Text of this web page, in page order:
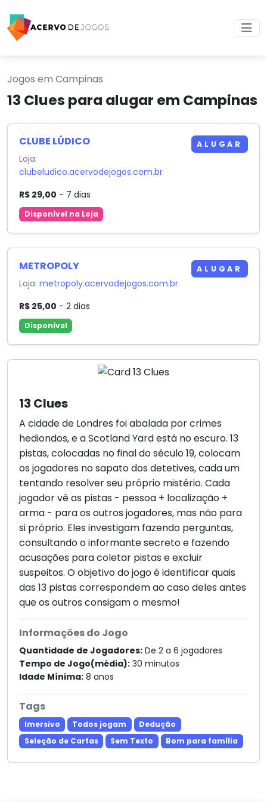
Jogos em Campinas
13 Clues para alugar em Campinas
13 Clues
A cidade de Londres foi abalada por crimes
hediondos, e a Scotland Yard está no escuro. 13
pistas, colocadas no final do século 19, colocam
os jogadores no sapato dos detetives, cada um
tentando resolver seu próprio mistério. Cada
jogador vê as pistas - pessoa + localização +
arma - para os outros jogadores, mas não para
si próprio. Eles investigam fazendo perguntas,
consultando o informante secreto e fazendo
acusações para coletar pistas e excluir
suspeitos. O objetivo do jogo é identificar quais
das 13 pistas correspondem ao caso deles antes
que os outros consigam o mesmo!
Informações do Jogo
Quantidade de Jogadores: De 2 a 6 jogadores
Tempo de Jogo(média): 30 minutos
Idade Mínima: 8 anos
Tags
Imersivo Todos jogam
Dedução
Seleção de Cartas
Sem Texto Bom para família
CLUBE LÚDICO
Loja:
clubeludico.acervodejogos.com.br
R$ 29,00 - 7 dias
Disponível na Loja
ALUGAR
METROPOLY
Loja:metropoly.acervodejogos.com.br
R$ 25,00 - 2 dias
Disponível
ALUGAR